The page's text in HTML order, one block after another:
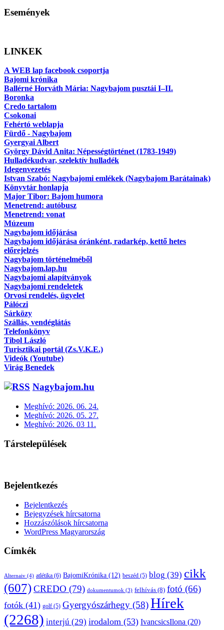
Események
LINKEK
A WEB lap facebook csoportja
Bajomi krónika
Ballérné Horváth Mária: Nagybajom pusztái I–II.
Boronka
Credo tartalom
Csokonai
Fehértó weblapja
Fürdő - Nagybajom
Gyergyai Albert
György Dávid Anita: Népességtörténet (1783-1949)
Hulladékudvar, szelektív hulladék
Idegenvezetés
Istvan Szabó: Nagybajomi emlékek (Nagybajom Barátainak)
Könyvtár honlapja
Major Tibor: Bajom humora
Menetrend: autóbusz
Menetrend: vonat
Múzeum
Nagybajom időjárása
Nagybajom időjárása óránként, radarkép, kettő hetes
előrejelzés
Nagybajom történelméből
Nagybajom.lap.hu
Nagybajomi alapítványok
Nagybajomi rendeletek
Orvosi rendelés, ügyelet
Pálóczi
Sárközy
Szállás, vendéglátás
Telefonkönyv
Tibol László
Turisztikai portál (Zs.V.K.E.)
Videók (Youtube)
Virág Benedek
Nagybajom.hu
Meghívó: 2026. 06. 24.
Meghívó: 2026. 05. 27.
Meghívó: 2026. 03 11.
Társtelepülések
Bejelentkezés
Bejelentkezés
Bejegyzések hírcsatorna
Hozzászólások hírcsatorna
WordPress Magyarország
Címkék
Alternaiv (4) atlétika (6) BajomiKrónika (12) beszéd (5) blog (39) cikk
(607)CREDO (79) dokumentumok (3) felhívás (8) fotó (66)
fotók (41) golf (5) Gyergyószárhegy (58)Hírek
(2268) interjú (29) irodalom (53) IvancsicsIlona (20)